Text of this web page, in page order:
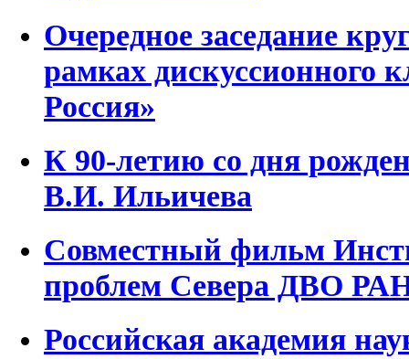
Очередное заседание
рамках дискуссионного
Россия»
К 90-летию со дня
В.И. Ильичева
Совместный фильм
проблем Севера ДВО
Российская академия